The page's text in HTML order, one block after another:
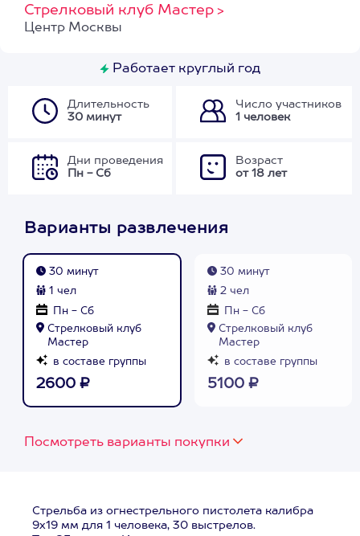
Стрелковый клуб Мастер >
Центр Москвы
Работает круглый год
Длительность
30 минут
Число участников
1 человек
Дни проведения
Пн - Сб
Возраст
от 18 лет
Варианты развлечения
30 минут
1 чел
Пн - Сб
Стрелковый клуб
Мастер
в составе группы
2600 ₽
30 минут
2 чел
Пн - Сб
Стрелковый клуб
Мастер
в составе группы
5100 ₽
Посмотреть варианты покупки
Стрельба из огнестрельного пистолета калибра
9х19 мм для 1 человека, 30 выстрелов.